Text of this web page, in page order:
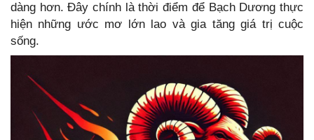
dàng hơn. Đây chính là thời điểm để Bạch Dương thực
hiện những ước mơ lớn lao và gia tăng giá trị cuộc
sống.